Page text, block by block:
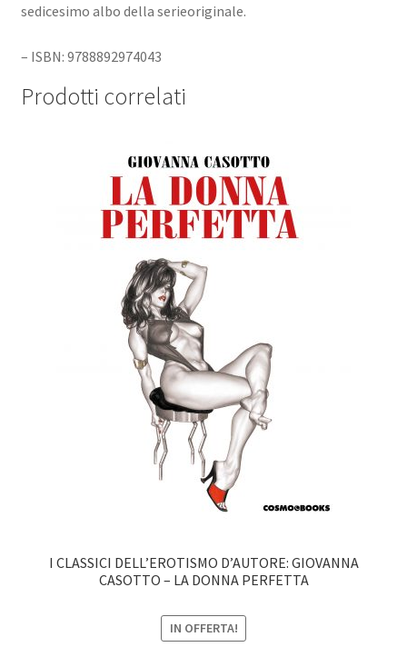
sedicesimo albo della serieoriginale.
– ISBN: 9788892974043
Prodotti correlati
I CLASSICI DELL’EROTISMO D’AUTORE: GIOVANNA
CASOTTO – LA DONNA PERFETTA
IN OFFERTA!